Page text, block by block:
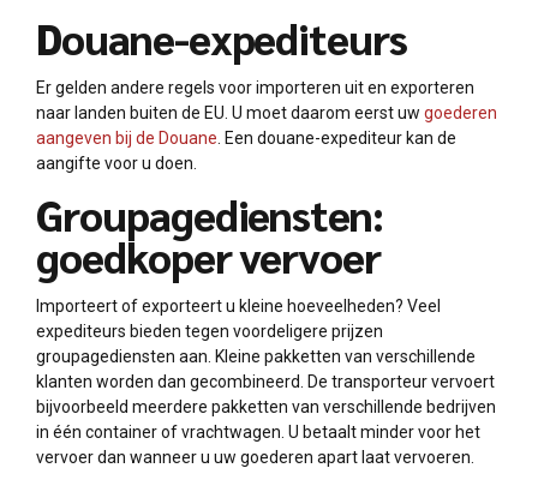
Douane-expediteurs
Er gelden andere regels voor importeren uit en exporteren
naar landen buiten de EU. U moet daarom eerst uw goederen
aangeven bij de Douane . Een douane-expediteur kan de
aangifte voor u doen.
Groupagediensten:
goedkoper vervoer
Importeert of exporteert u kleine hoeveelheden? Veel
expediteurs bieden tegen voordeligere prijzen
groupagediensten aan. Kleine pakketten van verschillende
klanten worden dan gecombineerd. De transporteur vervoert
bijvoorbeeld meerdere pakketten van verschillende bedrijven
in één container of vrachtwagen. U betaalt minder voor het
vervoer dan wanneer u uw goederen apart laat vervoeren.